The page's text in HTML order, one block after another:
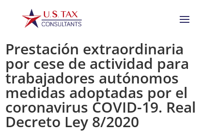
Prestación extraordinaria
por cese de actividad para
trabajadores autónomos
medidas adoptadas por el
coronavirus COVID-19. Real
Decreto Ley 8/2020